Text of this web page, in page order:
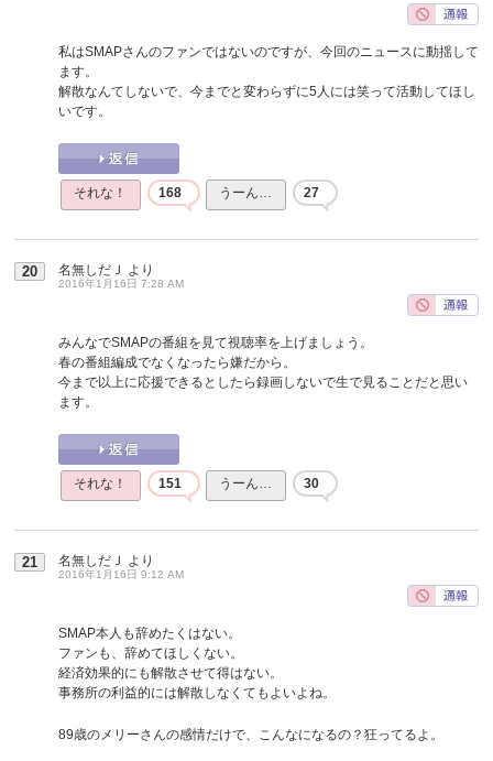
私はSMAPさんのファンではないのですが、今回のニュースに動揺して
ます。
解散なんてしないで、今までと変わらずに5人には笑って活動してほし
いです。
それな！ 168 うーん… 27
20 名無しだＪ より
2016年1月16日 7:28 AM
みんなでSMAPの番組を見て視聴率を上げましょう。
春の番組編成でなくなったら嫌だから。
今まで以上に応援できるとしたら録画しないで生で見ることだと思い
ます。
それな！ 151 うーん… 30
21 名無しだＪ より
2016年1月16日 9:12 AM
SMAP本人も辞めたくはない。
ファンも、辞めてほしくない。
経済効果的にも解散させて得はない。
事務所の利益的には解散しなくてもよいよね。
89歳のメリーさんの感情だけで、こんなになるの？狂ってるよ。